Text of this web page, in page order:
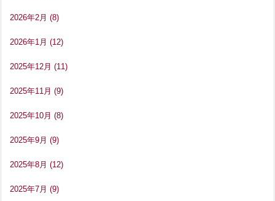
2026年2月 (8)
2026年1月 (12)
2025年12月 (11)
2025年11月 (9)
2025年10月 (8)
2025年9月 (9)
2025年8月 (12)
2025年7月 (9)